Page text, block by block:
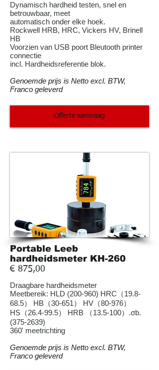
Dynamisch hardheid testen, snel en
betrouwbaar, meet
automatisch onder elke hoek.
Rockwell HRB, HRC, Vickers HV, Brinell
HB
Voorzien van USB poort Bleutooth printer
connectie
incl. Hardheidsreferentie blok.
Genoemde prijs is Netto excl. BTW,
Franco geleverd
Offerte aanvraag
Portable Leeb
hardheidsmeter KH-260
€ 875,00
Draagbare hardheidsmeter
Meetbereik: HLD (200-960) HRC（19.8-
68.5） HB（30-651） HV（80-976）
HS（26.4-99.5） HRB （13.5-100）.σb.
(375-2639)
360' meetrichting
Genoemde prijs is Netto excl. BTW,
Franco geleverd